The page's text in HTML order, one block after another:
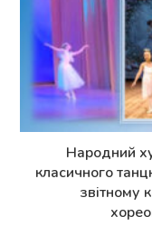
Народний
класичного
звітному